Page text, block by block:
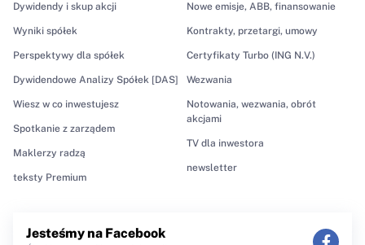
Dywidendy i skup akcji
Wyniki spółek
Perspektywy dla spółek
Dywidendowe Analizy Spółek [DAS]
Wiesz w co inwestujesz
Spotkanie z zarządem
Maklerzy radzą
teksty Premium
Nowe emisje, ABB, finansowanie
Kontrakty, przetargi, umowy
Certyfikaty Turbo (ING N.V.)
Wezwania
Notowania, wezwania, obrót
akcjami
TV dla inwestora
newsletter
Jesteśmy na Facebook